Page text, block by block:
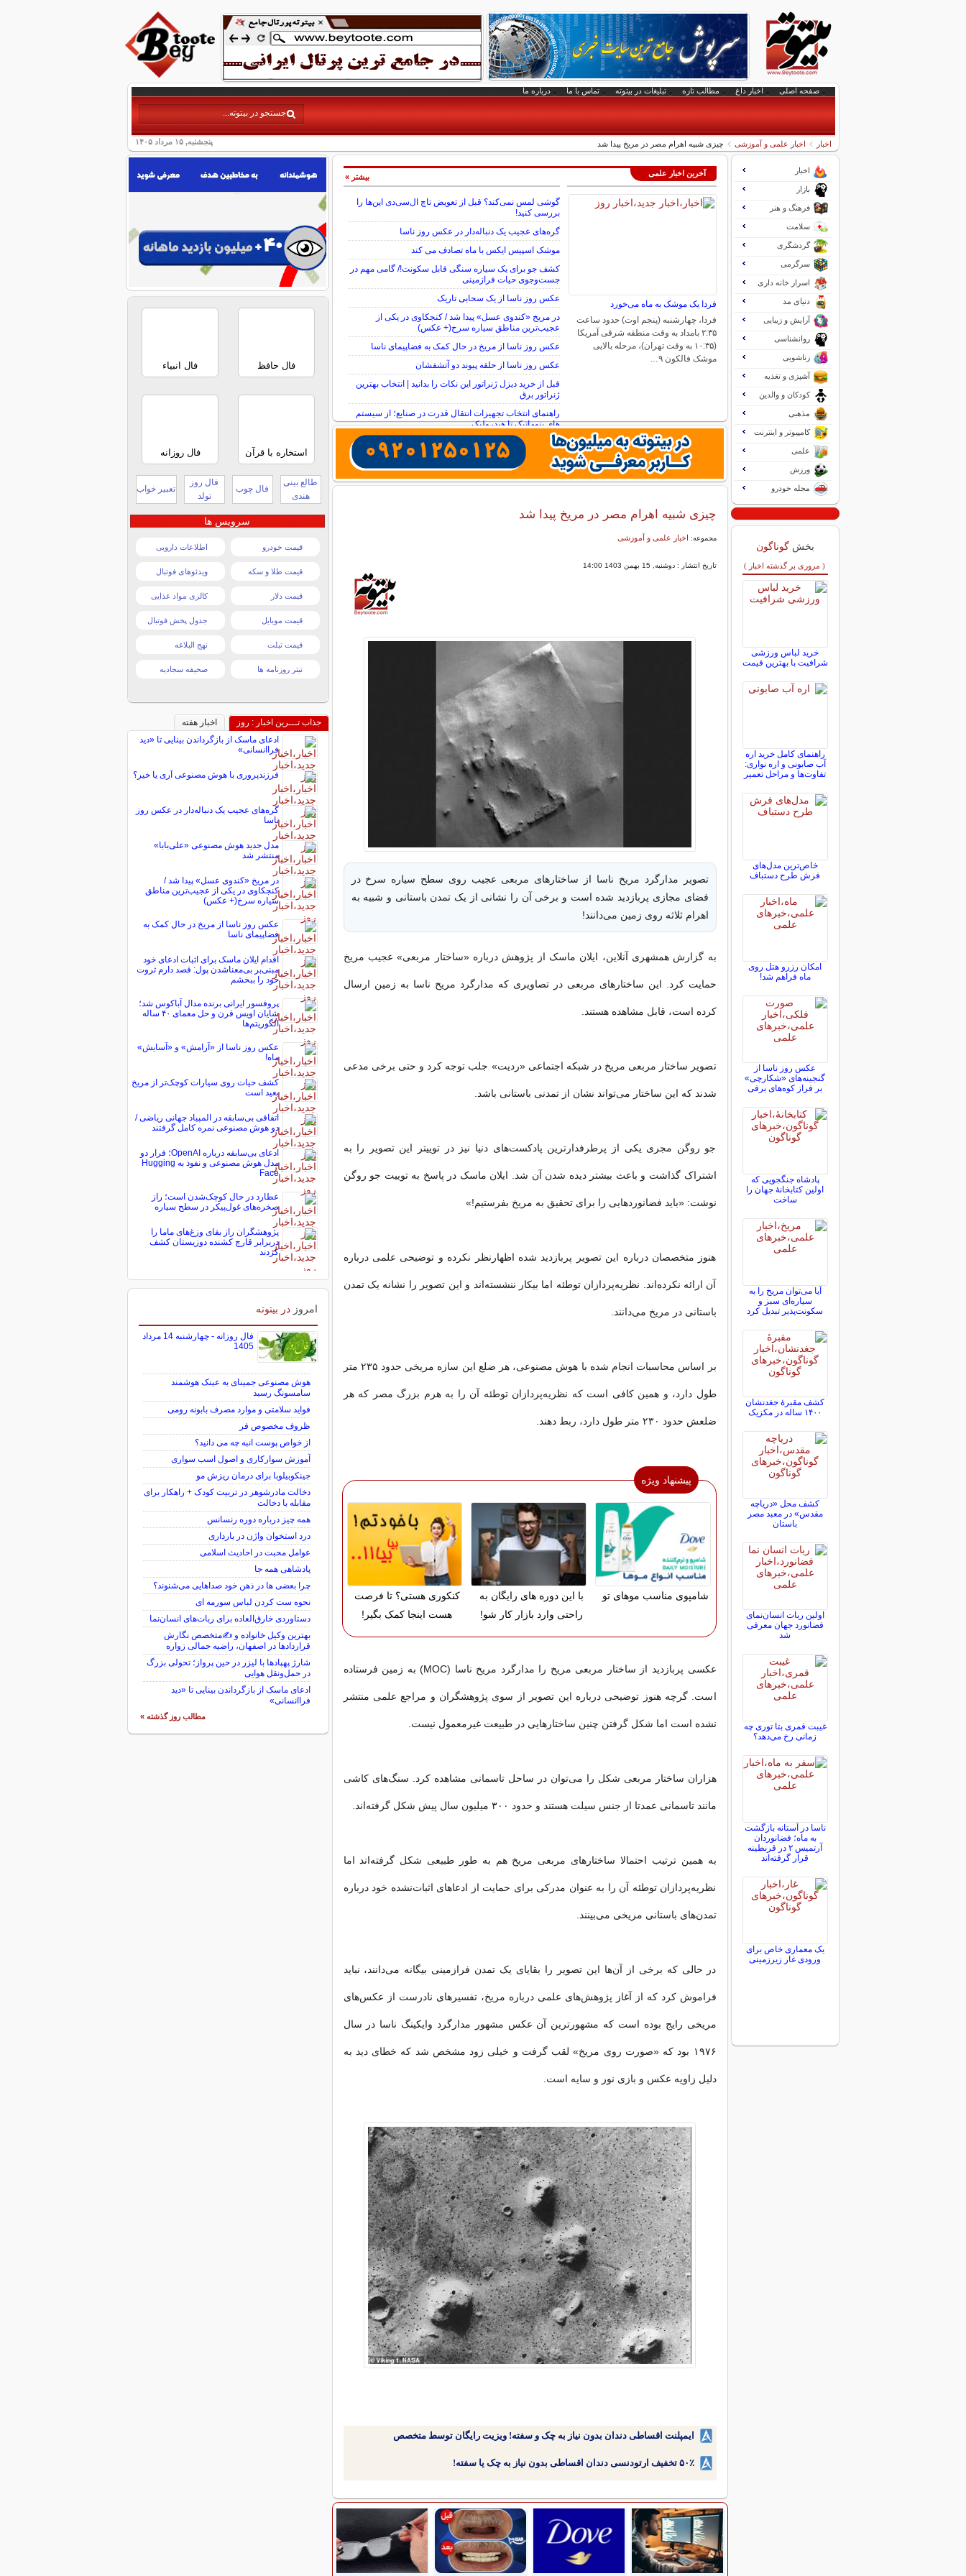
صفحه اصلی اخبار داغ مطالب تازه تبلیغات در بیتوته تماس با ما درباره ما
پنجشنبه, ۱۵ مرداد ۱۴۰۵ اخبار اخبار علمی و آموزشی چیزی شبیه اهرام مصر در مریخ پیدا شد
آخرین اخبار علمی
فردا یک موشک به ماه می‌خورد
فردا، چهارشنبه (پنجم اوت) حدود ساعت
۲:۳۵ بامداد به وقت منطقه شرقی آمریکا
(۱۰:۳۵ به وقت تهران)، مرحله بالایی
موشک فالکون ۹…
گوشی لمس نمی‌کند؟ قبل از تعویض تاچ ال‌سی‌دی این‌ها را
بررسی کنید!
گره‌های عجیب یک دنباله‌دار در عکس روز ناسا
موشک اسپیس ایکس با ماه تصادف می کند
کشف جو برای یک سیاره سنگی قابل سکونت!/ گامی مهم در
جست‌وجوی حیات فرازمینی
عکس روز ناسا از یک سحابی تاریک
در مریخ «کندوی عسل» پیدا شد / کنجکاوی در یکی از
عجیب‌ترین مناطق سیاره سرخ(+ عکس)
عکس روز ناسا از مریخ در حال کمک به فضاپیمای ناسا
عکس روز ناسا از حلقه پیوند دو آتشفشان
قبل از خرید دیزل ژنراتور این نکات را بدانید | انتخاب بهترین
ژنراتور برق
راهنمای انتخاب تجهیزات انتقال قدرت در صنایع؛ از سیستم
های پنوماتیک تا هیدرولیک
بیشتر »
چیزی شبیه اهرام مصر در مریخ پیدا شد
مجموعه: اخبار علمی و آموزشی
تاریخ انتشار : دوشنبه, 15 بهمن 1403 14:00
تصویر مدارگرد مریخ ناسا از ساختارهای مربعی عجیب روی سطح سیاره سرخ در
فضای مجازی پربازدید شده است و برخی آن را نشانی از یک تمدن باستانی و شبیه به
اهرام ثلاثه روی زمین می‌دانند!
به گزارش همشهری آنلاین، ایلان ماسک از پژوهش درباره «ساختار مربعی» عجیب مریخ
حمایت کرد. این ساختارهای مربعی در تصاویری که مدارگرد مریخ ناسا به زمین ارسال
کرده است، قابل مشاهده‌ هستند.
تصویر ساختار مربعی مریخ در شبکه اجتماعی «ردیت» جلب توجه کرد و حتی برخی مدعی
شدند که این ساختار می‌تواند نشان از تمدنی باستانی باشد.
جو روگن مجری یکی از پرطرفدارترین پادکست‌های دنیا نیز در توییتر این تصویر را به
اشتراک گذاشت و باعث بیشتر دیده شدن آن شد. ایلان ماسک در پاسخ به توییت جو روگن
نوشت: «باید فضانوردهایی را برای تحقیق به مریخ بفرستیم!»
هنوز متخصصان درباره این تصویر پربازدید شده اظهارنظر نکرده‌ و توضیحی علمی درباره
آن ارائه نکرده‌اند. نظریه‌پردازان توطئه اما بیکار ننشسته‌اند و این تصویر را نشانه‌ یک تمدن
باستانی در مریخ می‌دانند.
بر اساس محاسبات انجام شده با هوش مصنوعی، هر ضلع این سازه مریخی حدود ۲۳۵ متر
طول دارد، و همین کافی است که نظریه‌پردازان توطئه آن را به هرم بزرگ مصر که هر
ضلعش حدود ۲۳۰ متر طول دارد، ربط دهند.
پیشنهاد ویژه
شامپوی مناسب موهای تو
با این دوره های رایگان به
راحتی وارد بازار کار شو!
کنکوری هستی؟ تا فرصت
هست اینجا کمک بگیر!
عکسی پربازدید از ساختار مربعی مریخ را مدارگرد مریخ ناسا (MOC) به زمین فرستاده
است. گرچه هنوز توضیحی درباره این تصویر از سوی پژوهشگران و مراجع علمی منتشر
نشده است اما شکل گرفتن چنین ساختارهایی در طبیعت غیرمعمول نیست.
هزاران ساختار مربعی شکل را می‌توان در ساحل تاسمانی مشاهده کرد. سنگ‌های کاشی
مانند تاسمانی عمدتا از جنس سیلت هستند و حدود ۳۰۰ میلیون سال پیش شکل گرفته‌اند.
به همین ترتیب احتمالا ساختارهای مربعی مریخ هم به طور طبیعی شکل گرفته‌اند اما
نظریه‌پردازان توطئه آن را به عنوان مدرکی برای حمایت از ادعاهای اثبات‌نشده خود درباره
تمدن‌های باستانی مریخی می‌بینند.
در حالی که برخی از آن‌ها این تصویر را بقایای یک تمدن فرازمینی بیگانه می‌دانند، نباید
فراموش کرد که از آغاز پژوهش‌های علمی درباره مریخ، تفسیرهای نادرست از عکس‌های
مریخی رایج بوده است که مشهورترین آن عکس مشهور مدارگرد وایکینگ ناسا در سال
۱۹۷۶ بود که «صورت روی مریخ» لقب گرفت و خیلی زود مشخص شد که خطای دید به
دلیل زاویه عکس و بازی نور و سایه است.
ایمپلنت اقساطی دندان بدون نیاز به چک و سفته! ویزیت رایگان توسط متخصص
۵۰٪ تخفیف ارتودنسی دندان اقساطی بدون نیاز به چک یا سفته!
اخبار
بازار
فرهنگ و هنر
سلامت
گردشگری
سرگرمی
اسرار خانه داری
دنیای مد
آرایش و زیبایی
روانشناسی
زناشویی
آشپزی و تغذیه
کودکان و والدین
مذهبی
کامپیوتر و اینترنت
علمی
ورزش
مجله خودرو
بخش گوناگون
( مروری بر گذشته اخبار )
خرید لباس ورزشی
شرافیت با بهترین قیمت
راهنمای کامل خرید اره
آب صابونی و اره نواری:
تفاوت‌ها و مراحل تعمیر
خاص‌ترین مدل‌های
فرش طرح دستباف
امکان رزرو هتل روی
ماه فراهم شد!
عکس روز ناسا از
گنجینه‌های «شکارچی»
بر فراز کوه‌های برفی
پادشاه جنگجویی که
اولین کتابخانۀ جهان را
ساخت
آیا می‌توان مریخ را به
سیاره‌ای سبز و
سکونت‌پذیر تبدیل کرد
کشف مقبرۀ جغدنشان
۱۴۰۰ ساله در مکزیک
کشف محل «دریاچه
مقدس» در معبد مصر
باستان
اولین ربات انسان‌نمای
فضانورد جهان معرفی
شد
غیبت قمری بتا توری چه
زمانی رخ می‌دهد؟
ناسا در آستانه بازگشت
به ماه؛ فضانوردان
آرتمیس ۲ در قرنطینه
قرار گرفته‌اند
یک معماری خاص برای
ورودی غار زیرزمینی
فال حافظ فال انبیاء
استخاره با قرآن فال روزانه
طالع بینی
هندی
فال چوب
فال روز
تولد
تعبیر خواب
سرویس ها
قیمت خودرو اطلاعات دارویی
قیمت طلا و سکه ویدئوهای فوتبال
قیمت دلار کالری مواد غذایی
قیمت موبایل جدول پخش فوتبال
قیمت تبلت نهج البلاغه
تیتر روزنامه ها صحیفه سجادیه
جذاب تـــرین اخبار : روز
اخبار هفته
ادعای ماسک از بازگرداندن بینایی تا «دید
فراانسانی»
فرزندپروری با هوش مصنوعی آری یا خیر؟
گره‌های عجیب یک دنباله‌دار در عکس روز
ناسا
مدل جدید هوش مصنوعی «علی‌بابا»
منتشر شد
در مریخ «کندوی عسل» پیدا شد /
کنجکاوی در یکی از عجیب‌ترین مناطق
سیاره سرخ(+ عکس)
عکس روز ناسا از مریخ در حال کمک به
فضاپیمای ناسا
اقدام ایلان ماسک برای اثبات ادعای خود
مبنی‌بر بی‌معناشدن پول: قصد دارم ثروت
خود را ببخشم
پروفسور ایرانی برنده مدال آباکوس شد؛
شایان اویس قرن و حل معمای ۴۰ ساله
الگوریتم‌ها
عکس روز ناسا از «آرامش» و «آسایش»
ماه!
کشف حیات روی سیارات کوچک‌تر از مریخ
بعید است
اتفاقی بی‌سابقه در المپیاد جهانی ریاضی /
دو هوش مصنوعی نمره کامل گرفتند
ادعای بی‌سابقه درباره OpenAI؛ فرار دو
مدل هوش مصنوعی و نفوذ به Hugging
Face
عطارد در حال کوچک‌شدن است؛ راز
صخره‌های غول‌پیکر در سطح سیاره
پژوهشگران راز بقای وزغ‌های ماما را
دربرابر قارچ کشنده دوزیستان کشف
کردند
امروز در بیتوته
فال روزانه - چهارشنبه 14 مرداد
1405
هوش مصنوعی جمینای به عینک هوشمند
سامسونگ رسید
فواید سلامتی و موارد مصرف بابونه رومی
ظروف مخصوص فر
از خواص پوست انبه چه می دانید؟
آموزش سوارکاری و اصول اسب سواری
جینکوبیلوبا برای درمان ریزش مو
دخالت مادرشوهر در تربیت کودک + راهکار برای
مقابله با دخالت
همه چیز درباره دوره رنسانس
درد استخوان واژن در بارداری
عوامل محبت در احادیث اسلامى
پادشاهی همه جا
چرا بعضی ها در ذهن خود صداهایی می‌شنوند؟
نحوه ست کردن لباس سورمه ای
دستاوردی خارق‌العاده برای ربات‌های انسان‌نما
بهترین وکیل خانواده و ✍️متخصص نگارش
قراردادها در اصفهان، راضیه جمالی زواره
شارژ پهپادها با لیزر در حین پرواز؛ تحولی بزرگ
در حمل‌ونقل هوایی
ادعای ماسک از بازگرداندن بینایی تا «دید
فراانسانی»
مطالب روز گذشته »